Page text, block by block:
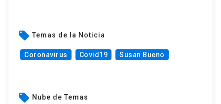
local_offer Temas de la Noticia
Coronavirus Covid19 Susan Bueno
local_offer Nube de Temas